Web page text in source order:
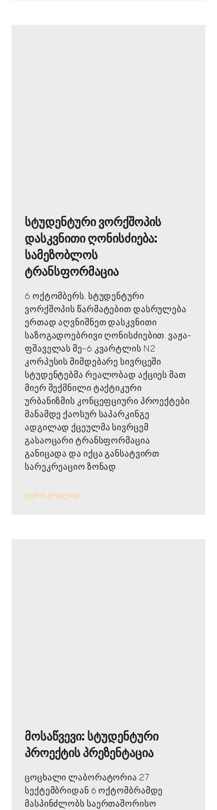
სტუდენტური ვორქშოპის
დასკვნითი ღონისძიება:
სამეზობლოს
ტრანსფორმაცია
6 ოქტომბერს, სტუდენტური
ვორქშოპის წარმატებით დასრულება
ერთად აღვნიშნეთ დასკვნითი
საზოგადოებრივი ღონისძიებით. ვაჟა-
ფშაველას მე-6 კვარტლის N2
კორპუსის მიმდებარე სივრცეში
სტუდენტებმა რეალობად აქციეს მათ
მიერ შექმნილი ტაქტიკური
ურბანიზმის კონცეფციური პროექტები.
მანამდე ქაოსურ საპარკინგე
ადგილად ქცეულმა სივრცემ
გასაოცარი ტრანსფორმაცია
განიცადა და იქცა განსატვირთ
სარეკრეაციო ზონად.
უფრო ვრცლად
მოსაწვევი: სტუდენტური
პროექტის პრეზენტაცია
ცოცხალი ლაბორატორია 27
სექტემბრიდან 6 ოქტომბრამდე
მასპინძლობს საერთაშორისო